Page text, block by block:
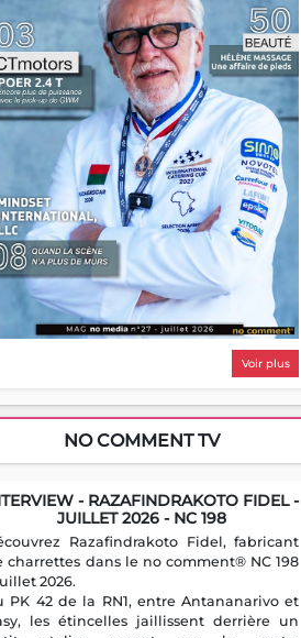
on pourrait s'arrêter là, applaudir et
chez soi satisfait. Mais ce serait
à côté d'une chose essentielle. La
ça brûle fort — et parfois, ça brûle
Une flamme sans direction peut
autant qu'elle peut consumer. C'est
que les aînés entrent en scène — pas
reprendre le gouvernail, mais pour
où sont les récifs. Les jeunes ont la
les vieux ont l'expérience, comme on
Ce n'est pas un combat de générations
c'est une question d'équipage. Partagez
réussites, mais aussi vos échecs. Surtout
échecs, d'ailleurs — ils enseignent
que n'importe quel manuel. À
la barque avance. Il faut juste
que tout le monde rame dans le
Voir plus
NO COMMENT TV
- RAZAFINDRAKOTO FIDEL -
JUILLET 2026 - NC 198
Razafindrakoto Fidel, fabricant
charrettes dans le no comment® NC 198
2026.
PK 42 de la RN1, entre Antananarivo et
les étincelles jaillissent derrière un